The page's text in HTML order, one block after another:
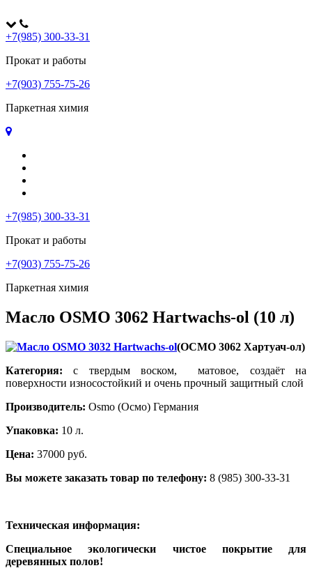
+7(985) 300-33-31
Прокат и работы
+7(903) 755-75-26
Паркетная химия
+7(985) 300-33-31
Прокат и работы
+7(903) 755-75-26
Паркетная химия
Масло OSMO 3062 Hartwachs-ol (10 л)
(ОСМО 3062 Хартуач-ол)
Категория: с твердым воском, матовое, создаёт на
поверхности износостойкий и очень прочный защитный слой
Производитель: Osmo (Осмо) Германия
Упаковка: 10 л.
Цена: 37000 руб.
Вы можете заказать товар по телефону: 8 (985) 300-33-31
Техническая информация:
Специальное экологически чистое покрытие для
деревянных полов!